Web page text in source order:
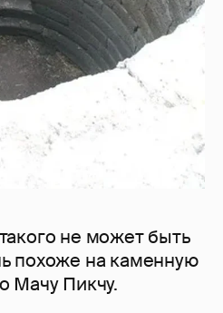
не может быть
похоже на каменную
Мачу Пикчу.